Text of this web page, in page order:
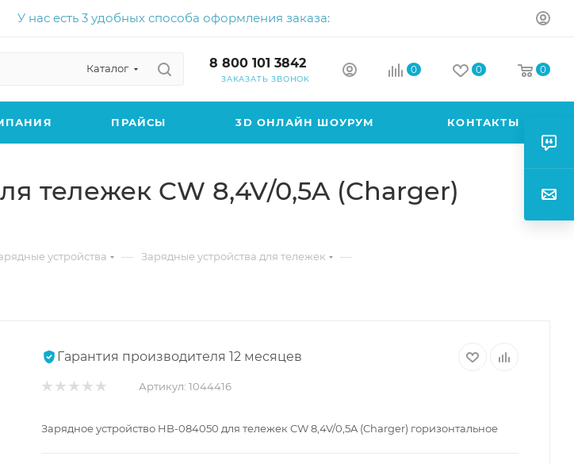
У нас есть 3 удобных способа оформления заказа:
Каталог 8 800 101 3842
ЗАКАЗАТЬ ЗВОНОК
0 0 0
ПРАЙСЫ 3D ОНЛАЙН ШОУРУМ КОНТАКТЫ
тележек CW 8,4V/0,5A (Charger)
устройства — Зарядные устройства для тележек —
Гарантия производителя 12 месяцев
Артикул: 1044416
Зарядное устройство HB-084050 для тележек CW 8,4V/0,5A (Charger) горизонтальное